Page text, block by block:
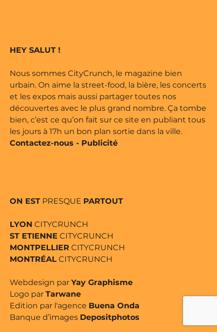
par Buena Onda Web •
HEY SALUT !
Nous sommes CityCrunch, le magazine bien
urbain. On aime la street-food, la bière, les concerts
et les expos mais aussi partager toutes nos
découvertes avec le plus grand nombre. Ça tombe
bien, c’est ce qu’on fait sur ce site en publiant tous
les jours à 17h un bon plan sortie dans la ville.
Contactez-nous - Publicité
ON EST PRESQUE PARTOUT
LYON CITYCRUNCH
ST ETIENNE CITYCRUNCH
MONTPELLIER CITYCRUNCH
MONTRÉAL CITYCRUNCH
Webdesign par Yay Graphisme
Logo par Tarwane
Edition par l'agence Buena Onda
Banque d’images Depositphotos